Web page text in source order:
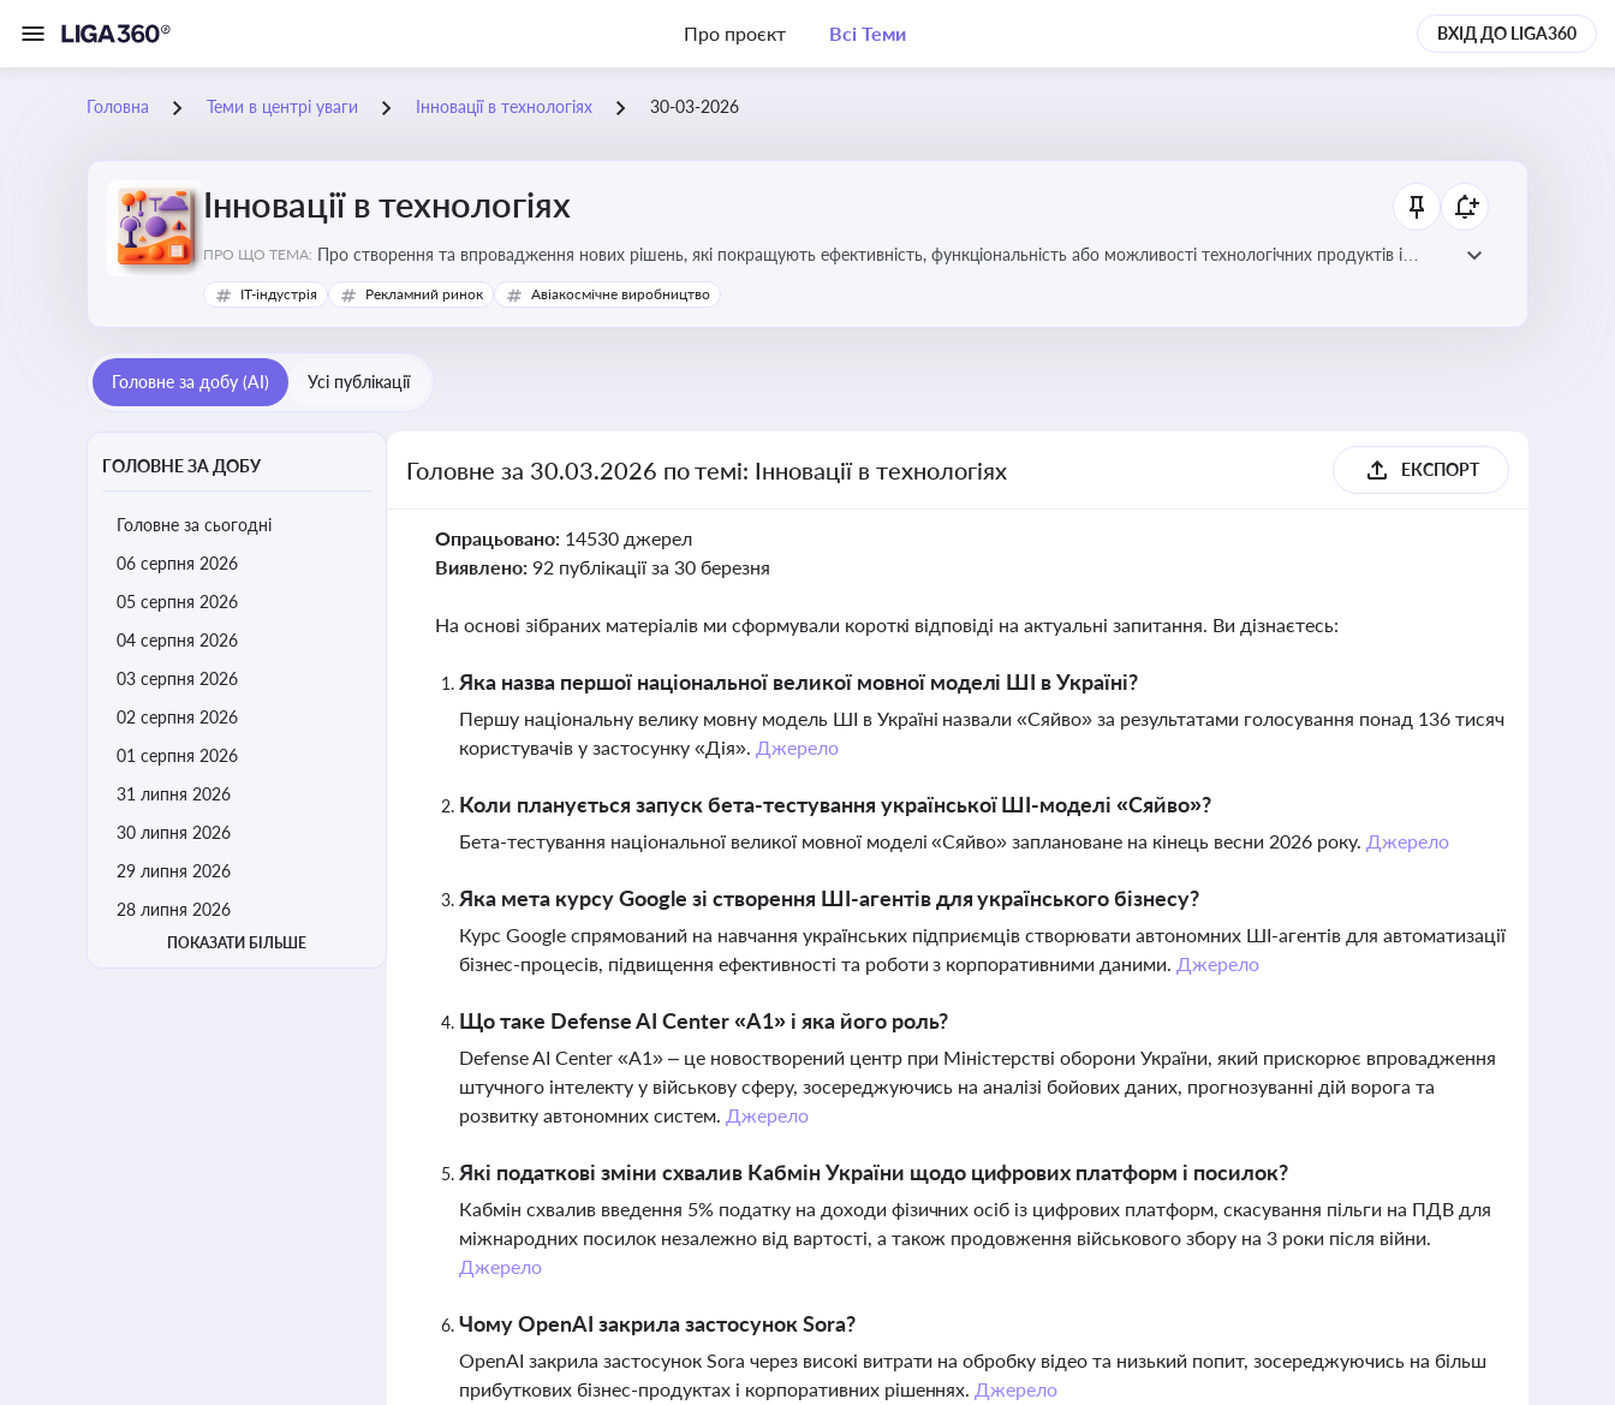
Про проєкт Всі Теми ВХІД ДО LIGA360
Головна Теми в центрі уваги Інновації в технологіях 30-03-2026
Інновації в технологіях
ПРО ЩО ТЕМА: Про створення та впровадження нових рішень, які покращують ефективність, функціональність або можливості технологічних продуктів і
процесів. Штучний інтелект та його використання
IT-індустрія Рекламний ринок Авіакосмічне виробництво
Головне за добу (AI) Усі публікації
ГОЛОВНЕ ЗА ДОБУ
Головне за сьогодні
06 серпня 2026
05 серпня 2026
04 серпня 2026
03 серпня 2026
02 серпня 2026
01 серпня 2026
31 липня 2026
30 липня 2026
29 липня 2026
28 липня 2026
ПОКАЗАТИ БІЛЬШЕ
Головне за 30.03.2026 по темі: Інновації в технологіях ЕКСПОРТ
Опрацьовано: 14530 джерел
Виявлено: 92 публікації за 30 березня
На основі зібраних матеріалів ми сформували короткі відповіді на актуальні запитання. Ви дізнаєтесь:
Яка назва першої національної великої мовної моделі ШІ в Україні?
Першу національну велику мовну модель ШІ в Україні назвали «Сяйво» за результатами голосування понад 136 тисяч
користувачів у застосунку «Дія». Джерело
Коли планується запуск бета-тестування української ШІ-моделі «Сяйво»?
Бета-тестування національної великої мовної моделі «Сяйво» заплановане на кінець весни 2026 року. Джерело
Яка мета курсу Google зі створення ШІ-агентів для українського бізнесу?
Курс Google спрямований на навчання українських підприємців створювати автономних ШІ-агентів для автоматизації
бізнес-процесів, підвищення ефективності та роботи з корпоративними даними. Джерело
Що таке Defense AI Center «A1» і яка його роль?
Defense AI Center «A1» – це новостворений центр при Міністерстві оборони України, який прискорює впровадження
штучного інтелекту у військову сферу, зосереджуючись на аналізі бойових даних, прогнозуванні дій ворога та
розвитку автономних систем. Джерело
Які податкові зміни схвалив Кабмін України щодо цифрових платформ і посилок?
Кабмін схвалив введення 5% податку на доходи фізичних осіб із цифрових платформ, скасування пільги на ПДВ для
міжнародних посилок незалежно від вартості, а також продовження військового збору на 3 роки після війни.
Джерело
Чому OpenAI закрила застосунок Sora?
OpenAI закрила застосунок Sora через високі витрати на обробку відео та низький попит, зосереджуючись на більш
прибуткових бізнес-продуктах і корпоративних рішеннях. Джерело